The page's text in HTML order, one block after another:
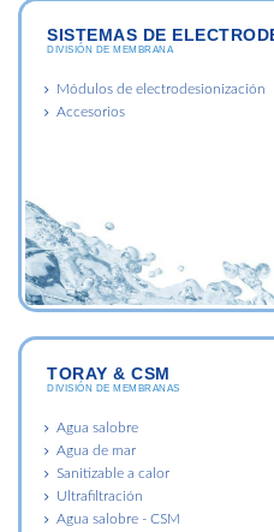
SISTEMAS DE
DIVISIÓN DE MEMBRANA
Módulos de electrodesionización
Accesorios
TORAY & CSM
DIVISIÓN DE MEMBRANAS
Agua salobre
Agua de mar
Sanitizable a calor
Ultrafiltración
Agua salobre - CSM